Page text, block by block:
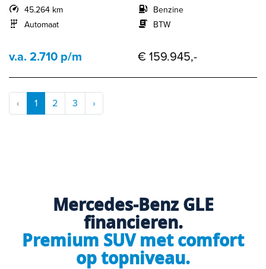
45.264 km
Automaat
Benzine
BTW
v.a. 2.710 p/m € 159.945,-
‹ 1 2 3 ›
Mercedes-Benz GLE
financieren.
Premium SUV met comfort
op topniveau.